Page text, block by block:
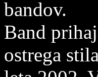
bandov.
Band
ostrega